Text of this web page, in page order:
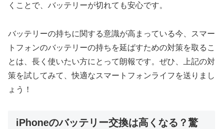
くことで、バッテリーが切れても安心です。
バッテリーの持ちに関する意識が高まっている今、スマー
トフォンのバッテリーの持ちを延ばすための対策を取るこ
とは、長く使いたい方にとって朗報です。ぜひ、上記の対
策を試してみて、快適なスマートフォンライフを送りまし
ょう！
iPhoneのバッテリー交換は高くなる？驚